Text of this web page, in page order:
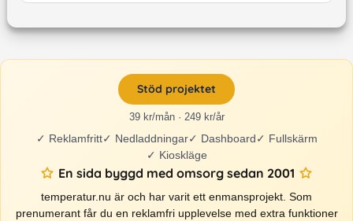
Stöd projektet
39 kr/mån · 249 kr/år
✓ Reklamfritt✓ Nedladdningar✓ Dashboard✓ Fullskärm
✓ Kioskläge
En sida byggd med omsorg sedan 2001
temperatur.nu är och har varit ett enmansprojekt. Som
prenumerant får du en reklamfri upplevelse med extra funktioner